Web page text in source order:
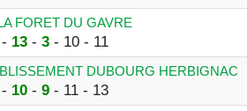
FORET DU GAVRE
13- 3- 10 - 11
DUBOURG HERBIGNAC
10- 9- 11 - 13